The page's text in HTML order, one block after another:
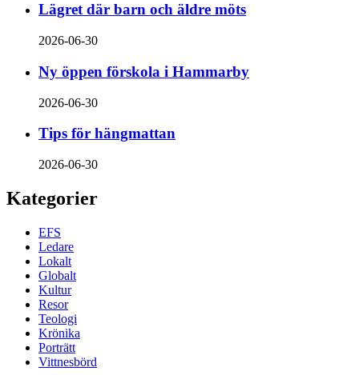
Lägret där barn och äldre möts
2026-06-30
Ny öppen förskola i Hammarby
2026-06-30
Tips för hängmattan
2026-06-30
Kategorier
EFS
Ledare
Lokalt
Globalt
Kultur
Resor
Teologi
Krönika
Porträtt
Vittnesbörd